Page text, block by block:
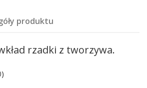
produktu
rzadki z tworzywa.